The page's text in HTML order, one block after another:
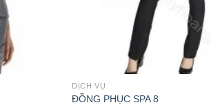
DỊCH VỤ
ĐỒNG PHỤC SPA 8